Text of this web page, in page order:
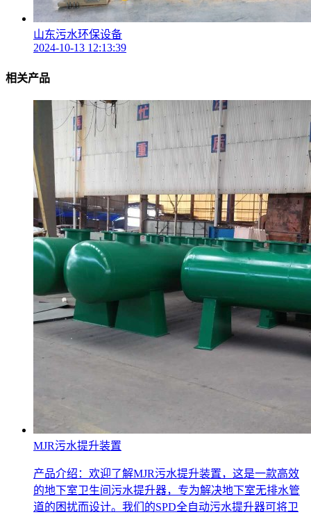
山东污水环保设备
2024-10-13 12:13:39
相关产品
MJR污水提升装置
产品介绍：欢迎了解MJR污水提升装置，这是一款高效
的地下室卫生间污水提升器，专为解决地下室无排水管
道的困扰而设计。我们的SPD全自动污水提升器可将卫